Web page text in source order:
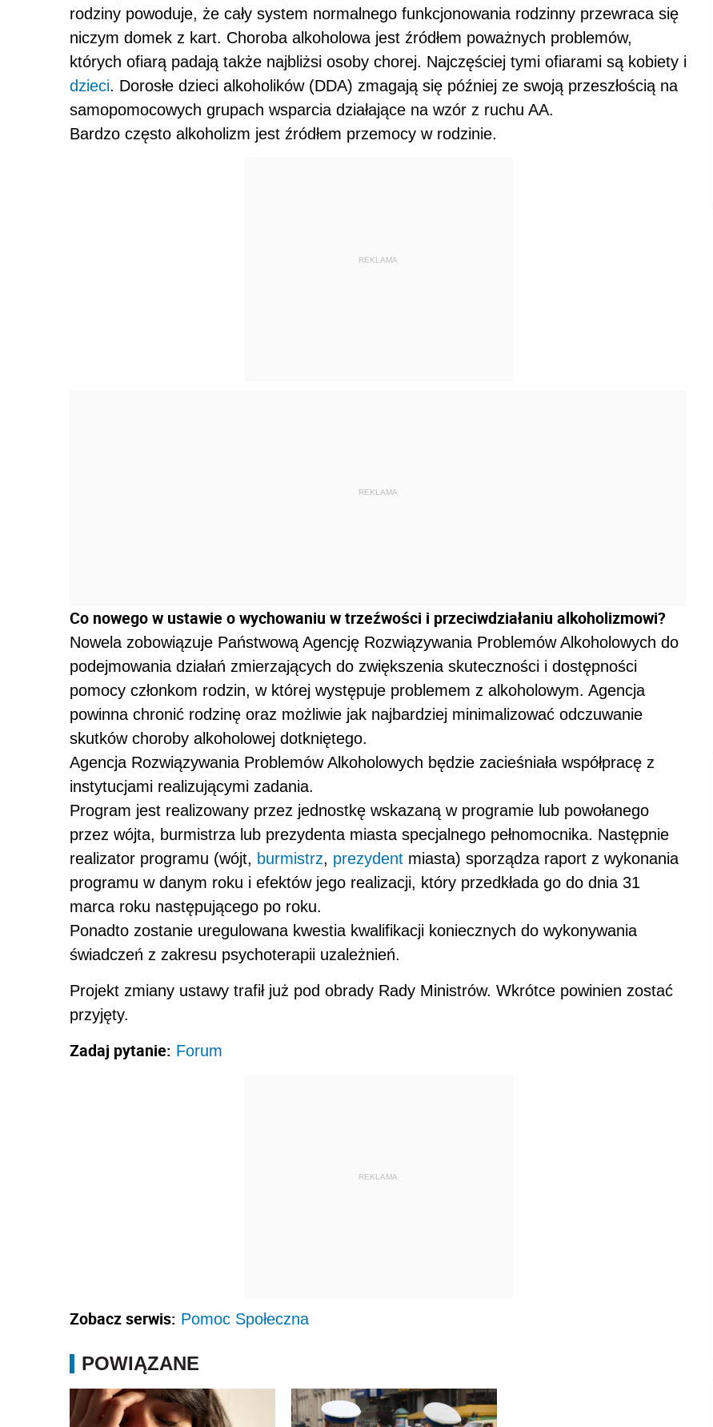
rodziny powoduje, że cały system normalnego funkcjonowania rodzinny przewraca się
niczym domek z kart. Choroba alkoholowa jest źródłem poważnych problemów,
których ofiarą padają także najbliżsi osoby chorej. Najczęściej tymi ofiarami są kobiety i
dzieci. Dorosłe dzieci alkoholików (DDA) zmagają się później ze swoją przeszłością na
samopomocowych grupach wsparcia działające na wzór z ruchu AA.
Bardzo często alkoholizm jest źródłem przemocy w rodzinie.
REKLAMA
REKLAMA
Co nowego w ustawie o wychowaniu w trzeźwości i przeciwdziałaniu alkoholizmowi?
Nowela zobowiązuje Państwową Agencję Rozwiązywania Problemów Alkoholowych do
podejmowania działań zmierzających do zwiększenia skuteczności i dostępności
pomocy członkom rodzin, w której występuje problemem z alkoholowym. Agencja
powinna chronić rodzinę oraz możliwie jak najbardziej minimalizować odczuwanie
skutków choroby alkoholowej dotkniętego.
Agencja Rozwiązywania Problemów Alkoholowych będzie zacieśniała współpracę z
instytucjami realizującymi zadania.
Program jest realizowany przez jednostkę wskazaną w programie lub powołanego
przez wójta, burmistrza lub prezydenta miasta specjalnego pełnomocnika. Następnie
realizator programu (wójt, burmistrz, prezydent miasta) sporządza raport z wykonania
programu w danym roku i efektów jego realizacji, który przedkłada go do dnia 31
marca roku następującego po roku.
Ponadto zostanie uregulowana kwestia kwalifikacji koniecznych do wykonywania
świadczeń z zakresu psychoterapii uzależnień.
Projekt zmiany ustawy trafił już pod obrady Rady Ministrów. Wkrótce powinien zostać
przyjęty.
Zadaj pytanie: Forum
REKLAMA
Zobacz serwis: Pomoc Społeczna
POWIĄZANE